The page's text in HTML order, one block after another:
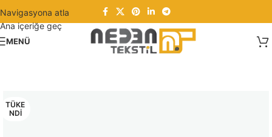
Navigasyona atla
Ana içeriğe geç
MENÜ
TÜKE
NDI